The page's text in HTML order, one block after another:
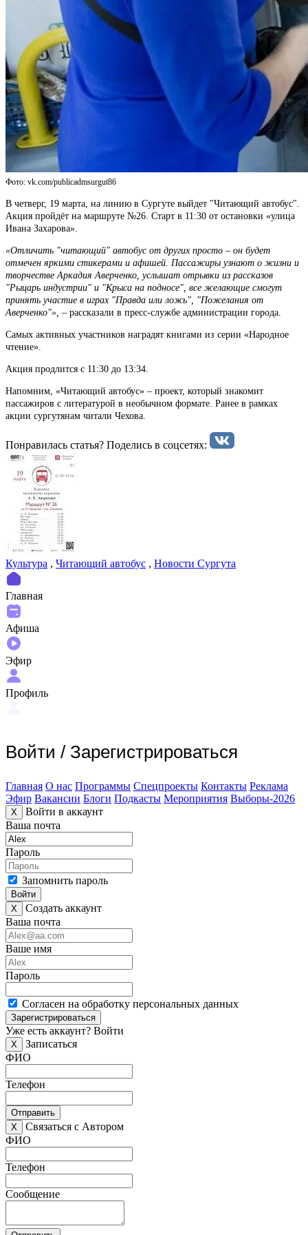
Фото: vk.com/publicadmsurgut86
В четверг, 19 марта, на линию в Сургуте выйдет "Читающий автобус".
Акция пройдёт на маршруте №26. Старт в 11:30 от остановки «улица
Ивана Захарова».
«Отличить "читающий" автобус от других просто – он будет
отмечен яркими стикерами и афишей. Пассажиры узнают о жизни и
творчестве Аркадия Аверченко, услышат отрывки из рассказов
"Рыцарь индустрии" и "Крыса на подносе", все желающие смогут
принять участие в играх "Правда или ложь", "Пожелания от
Аверченко"», – рассказали в пресс-службе администрации города.
Самых активных участников наградят книгами из серии «Народное
чтение».
Акция продлится с 11:30 до 13:34.
Напомним, «Читающий автобус» – проект, который знакомит
пассажиров с литературой в необычном формате. Ранее в рамках
акции сургутянам читали Чехова.
Понравилась статья? Поделиcь в соцсетях:
Культура , Читающий автобус , Новости Сургута
Главная
Афиша
Эфир
Профиль
Войти / Зарегистрироваться
Главная О нас Программы Спецпроекты Контакты Реклама
Эфир Вакансии Блоги Подкасты Мероприятия Выборы-2026
X
Войти в аккаунт
Ваша почта
Пароль
Запомнить пароль
Войти
X
Создать аккаунт
Ваша почта
Ваше имя
Пароль
Согласен на обработку персональных данных
Зарегистрироваться
Уже есть аккаунт? Войти
X
Записаться
ФИО
Телефон
Отправить
X
Связаться с Автором
ФИО
Телефон
Сообщение